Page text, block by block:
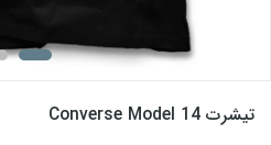
تیشرت Converse Model 14